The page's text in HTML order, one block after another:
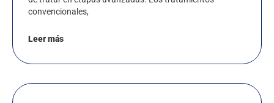
convencionales,
Leer más